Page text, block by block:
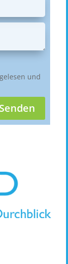
und
Senden